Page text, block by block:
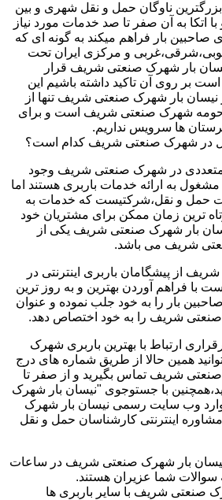
بزرگترین ناوگان حمل و نقل شهری و بین
اتکا به آن صفر تا صد خدمات مورد نیاز
صاحبین بار فراهم میکند به گونه ای که
و مرکزی ایران تحت
بار شهرک صنعتی شریف قرار
است بر روی آن تاکید داشته باشیم این
نیسان بار شهرک صنعتی شریف تنها از
شهرک صنعتی شریف است و برای
ها سرویس نداریم.
در شهرک صنعتی شریف کدام است؟
در شهرک صنعتی شریف وجود
به ارائه خدمات باربری هستند اما
حمل و نقل،شرکتیست که خدمات به
ترین زمان ممکن برای مشتریان خود
بار شهرک صنعتی شریف یکی از
شریف می باشد.
از پیشگامان باربری اینترنتی در
با فراهم آوردن بهترین و به روز ترین
بار را به خود جلب نموده و عنوان
صنعتی شریف را به خود اختصاص دهد.
ارتباط با بهترین باربری شهرک
همین حالا از طریق شماره های درج
شریف تماس بگیرید و از صفر تا
با جستوجوی "نیسان بار شهرک
وب سایت رسمی نیسان بار شهرک
اینترنتی کارشناسان حمل و نقل
بار شهرک صنعتی شریف در ساعات
سوالات شما عزیران هستند.
صنعتی شریف با سایر باربری ها